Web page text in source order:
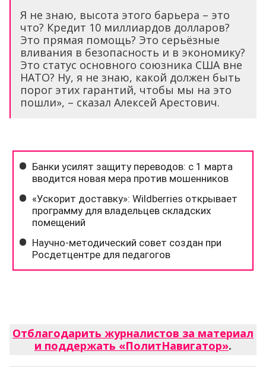
Я не знаю, высота этого барьера – это
что? Кредит 10 миллиардов долларов?
Это прямая помощь? Это серьёзные
вливания в безопасность и в экономику?
Это статус основного союзника США вне
НАТО? Ну, я не знаю, какой должен быть
порог этих гарантий, чтобы мы на это
пошли», – сказал Алексей Арестович.
Отблагодарить журналистов за материал
и поддержать «ПолитНавигатор».